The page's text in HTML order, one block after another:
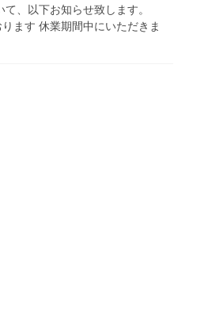
、以下お知らせ致します。
ます 休業期間中にいただきま